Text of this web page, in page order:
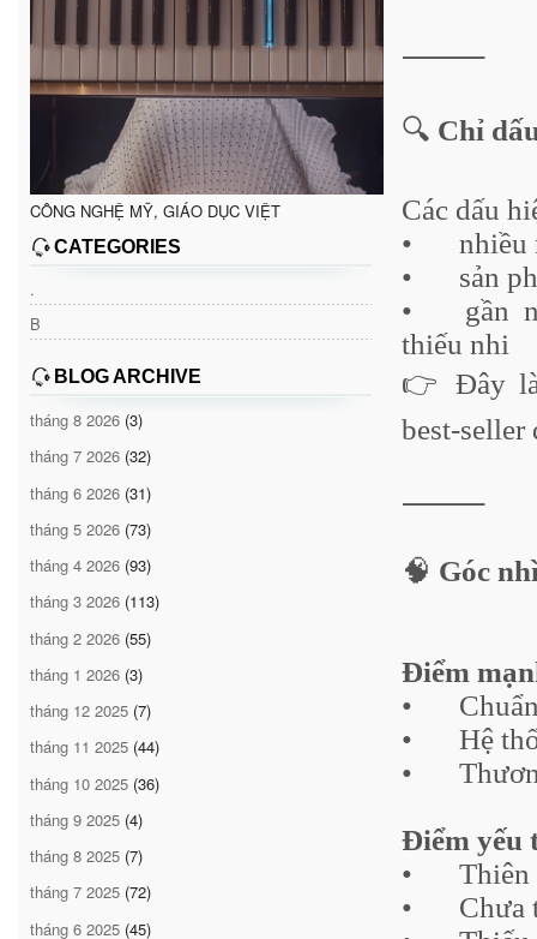
CÔNG NGHỆ MỸ, GIÁO DỤC VIỆT
CATEGORIES
.
B
BLOG ARCHIVE
tháng 8 2026 (3)
tháng 7 2026 (32)
tháng 6 2026 (31)
tháng 5 2026 (73)
tháng 4 2026 (93)
tháng 3 2026 (113)
tháng 2 2026 (55)
tháng 1 2026 (3)
tháng 12 2025 (7)
tháng 11 2025 (44)
tháng 10 2025 (36)
tháng 9 2025 (4)
tháng 8 2025 (7)
tháng 7 2025 (72)
tháng 6 2025 (45)
⸻
🔍 Chỉ
Các dấu
•
nhiều
•
sản
•
gần
thiếu nhi
👉 Đây
best-seller
⸻
🧠 Góc
Điểm
•
•
Hệ
•
Điểm yếu
•
•
Chưa